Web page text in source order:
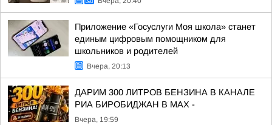
Приложение «Госуслуги Моя школа» станет
единым цифровым помощником для
школьников и родителей
Вчера, 20:13
ДАРИМ 300 ЛИТРОВ БЕНЗИНА В КАНАЛЕ
РИА БИРОБИДЖАН В МАХ -
Вчера, 19:59